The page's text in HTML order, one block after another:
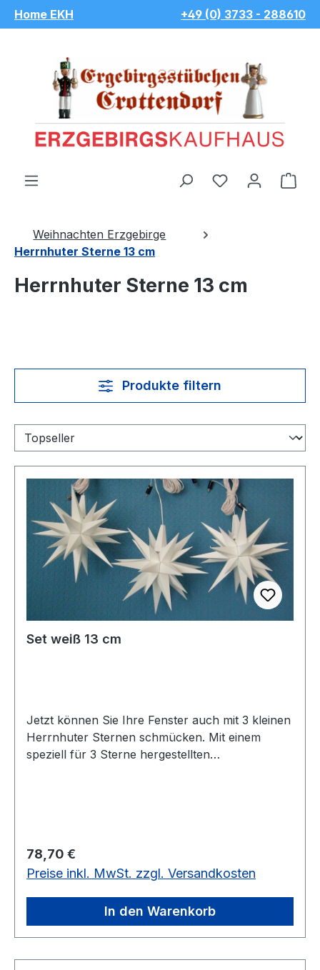
Zum Hauptinhalt springen
Home EKH +49 (0) 3733 - 288610
Du hast 0
Weihnachten Erzgebirge
Herrnhuter Sterne 13 cm
Herrnhuter Sterne 13 cm
Produkte filtern
Set weiß 13 cm
Jetzt können Sie Ihre Fenster auch mit 3 kleinen
Herrnhuter Sternen schmücken. Mit einem
speziell für 3 Sterne hergestellten
Regulärer Preis:
78,70 €
Preise inkl. MwSt. zzgl. Versandkosten
In den Warenkorb